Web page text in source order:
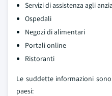
Servizi di assistenza agli
Ospedali
Negozi di alimentari
Portali online
Ristoranti
Le suddette informazioni
paesi: